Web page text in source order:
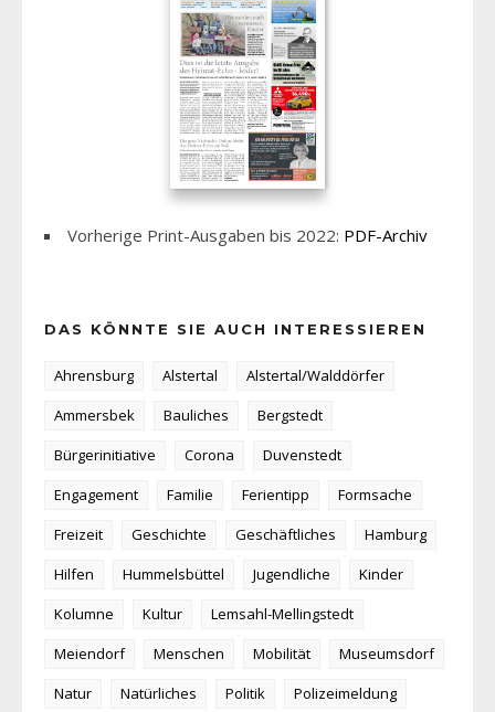
Vorherige Print-Ausgaben bis 2022: PDF-Archiv
DAS KÖNNTE SIE AUCH INTERESSIEREN
Ahrensburg Alstertal
Alstertal/Walddörfer
Ammersbek
Bauliches
Bergstedt
Bürgerinitiative
Corona
Duvenstedt
Engagement
Familie Ferientipp
Formsache
Freizeit
Geschichte Geschäftliches
Hamburg
Hilfen
Hummelsbüttel Jugendliche
Kinder
Kolumne
Kultur
Lemsahl-Mellingstedt
Meiendorf
Menschen Mobilität
Museumsdorf
Natur
Natürliches Politik
Polizeimeldung